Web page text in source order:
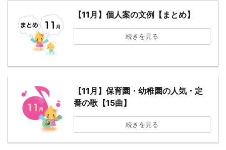
【11月】個人案の文例【まとめ】
続きを見る
【11月】保育園・幼稚園の人気・定
番の歌【15曲】
続きを見る